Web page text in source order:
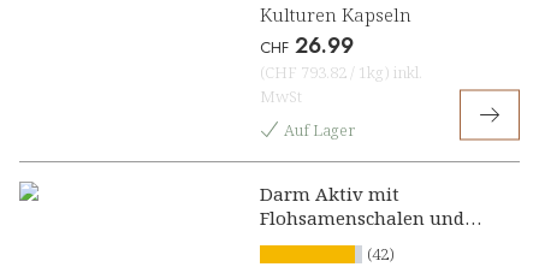
Kulturen Kapseln
CHF 26.99
(CHF 793.82 / 1kg) inkl.
MwSt
Auf Lager
Darm Aktiv mit
Flohsamenschalen und
Calcium Presslinge
(42)